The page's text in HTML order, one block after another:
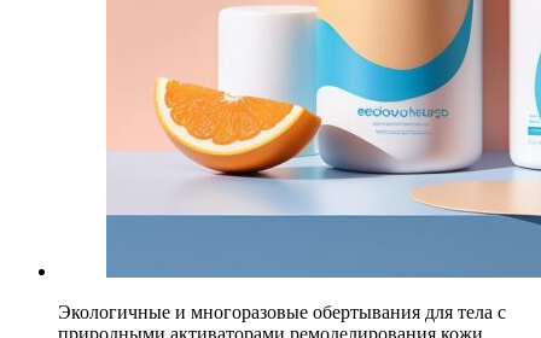
Экологичные и многоразовые обертывания для тела с